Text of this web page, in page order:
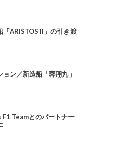
「ARISTOS II」の引き渡
ン／新造船「蓉翔丸」
Teamとのパートナー